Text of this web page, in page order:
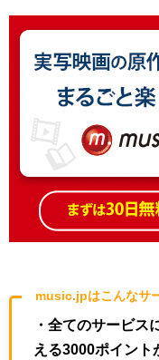
music.jpはこんなサ
・全てのサービス
える3000ポイント